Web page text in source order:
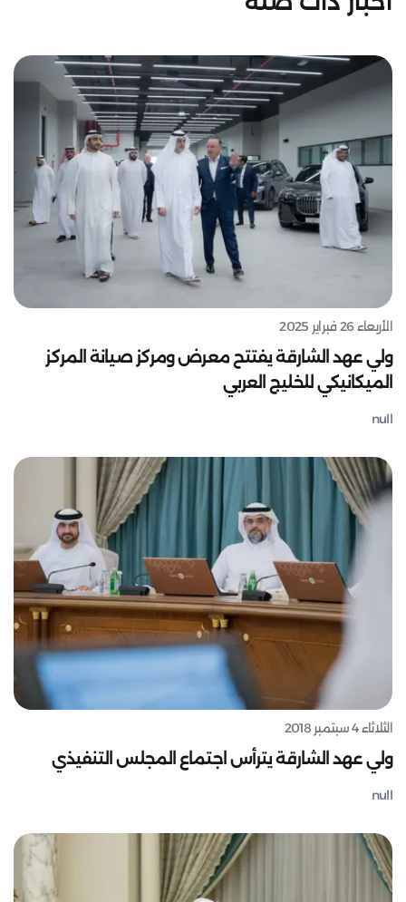
الأربعاء 26 فبراير 2025
ولي عهد الشارقة يفتتح معرض ومركز صيانة المركز
الميكانيكي للخليج العربي
null
الثلاثاء 4 سبتمبر 2018
ولي عهد الشارقة يترأس اجتماع المجلس التنفيذي
null